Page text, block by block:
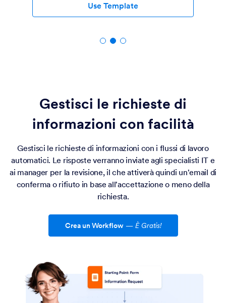
Use Template
Gestisci le richieste di
informazioni con facilità
Gestisci le richieste di informazioni con i flussi di lavoro
automatici. Le risposte verranno inviate agli specialisti IT e
ai manager per la revisione, il che attiverà quindi un'email di
conferma o rifiuto in base all'accettazione o meno della
richiesta.
Crea un Workflow— È Gratis!